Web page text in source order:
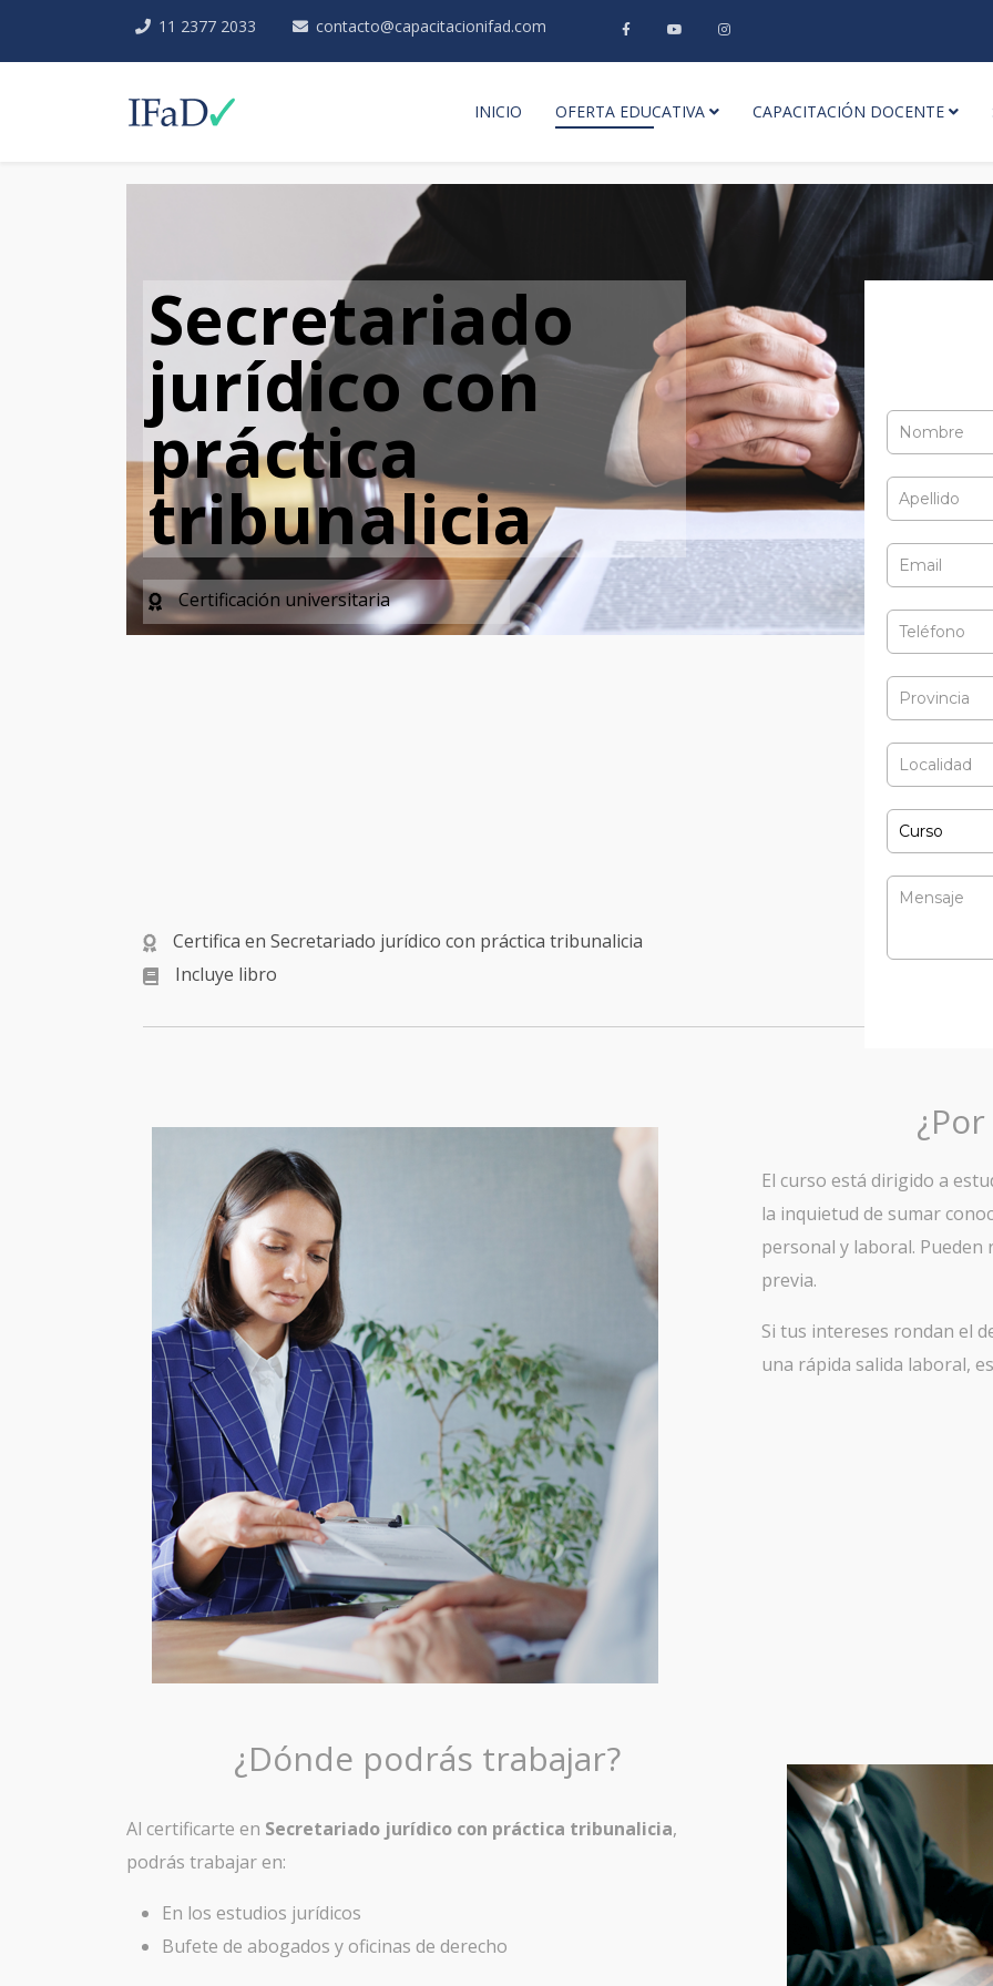
11 2377 2033 contacto@capacitacionifad.com
INICIO OFERTA EDUCATIVA CAPACITACIÓN DOCENTE
Secretariado
jurídico con
práctica
tribunalicia
Certificación universitaria
Certifica en Secretariado jurídico con práctica tribunalicia
Incluye libro
El curso está dirigido a
la inquietud de sumar
personal y laboral. Pueden
previa.
Si tus intereses rondan el
una rápida salida laboral,
¿Dónde podrás trabajar?
Al certificarte en Secretariado jurídico con práctica tribunalicia,
podrás trabajar en:
En los estudios jurídicos
Bufete de abogados y oficinas de derecho